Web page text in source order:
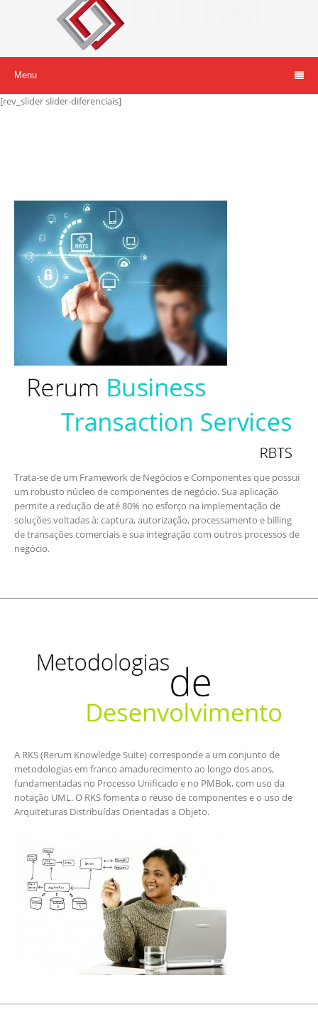
Menu
[rev_slider slider-diferenciais]
Trata-se de um Framework de Negócios e Componentes que possui
um robusto núcleo de componentes de negócio. Sua aplicação
permite a redução de até 80% no esforço na implementação de
soluções voltadas à: captura, autorização, processamento e billing
de transações comerciais e sua integração com outros processos de
negócio.
A RKS (Rerum Knowledge Suite) corresponde a um conjunto de
metodologias em franco amadurecimento ao longo dos anos,
fundamentadas no Processo Unificado e no PMBok, com uso da
notação UML. O RKS fomenta o reuso de componentes e o uso de
Arquiteturas Distribuídas Orientadas a Objeto.